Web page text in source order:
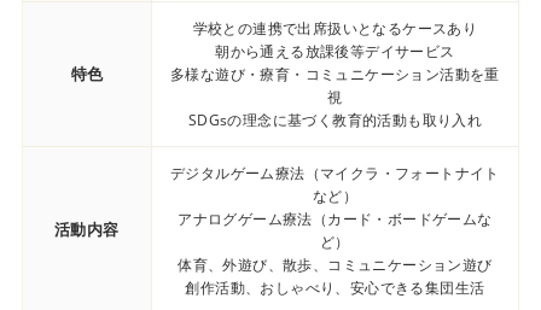
特色
学校との連携で出席扱いとなるケースあり
朝から通える放課後等デイサービス
多様な遊び・療育・コミュニケーション活動を重
視
SDGsの理念に基づく教育的活動も取り入れ
活動内容
デジタルゲーム療法（マイクラ・フォートナイト
など）
アナログゲーム療法（カード・ボードゲームな
ど）
体育、外遊び、散歩、コミュニケーション遊び
創作活動、おしゃべり、安心できる集団生活